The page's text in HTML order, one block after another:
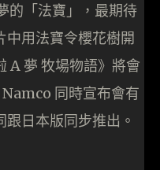
的「法寶」，最期待
中用法寶令櫻花樹開
A 夢 牧場物語》將會
同時宣布會有
日本版同步推出。